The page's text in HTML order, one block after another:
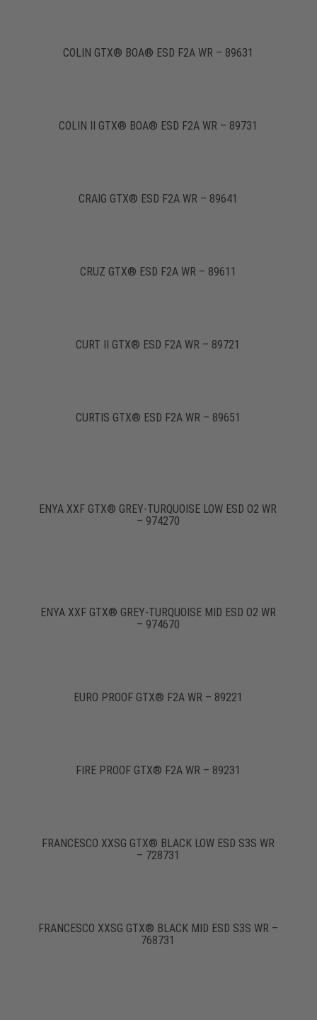
COLIN GTX® BOA® ESD F2A WR – 89631
COLIN II GTX® BOA® ESD F2A WR – 89731
CRAIG GTX® ESD F2A WR – 89641
CRUZ GTX® ESD F2A WR – 89611
CURT II GTX® ESD F2A WR – 89721
CURTIS GTX® ESD F2A WR – 89651
ENYA XXF GTX® GREY-TURQUOISE LOW ESD O2 WR
– 974270
ENYA XXF GTX® GREY-TURQUOISE MID ESD O2 WR
– 974670
EURO PROOF GTX® F2A WR – 89221
FIRE PROOF GTX® F2A WR – 89231
FRANCESCO XXSG GTX® BLACK LOW ESD S3S WR
– 728731
FRANCESCO XXSG GTX® BLACK MID ESD S3S WR –
768731